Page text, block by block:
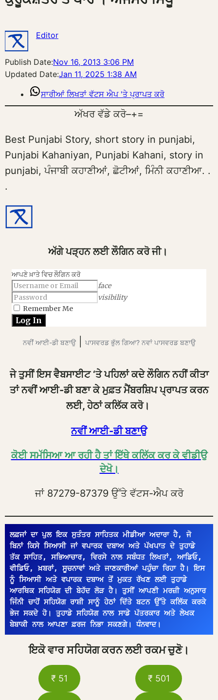
Editor
Publish Date:Nov 16, 2013 3:06 PM
Updated Date:Jan 11, 2025 1:38 AM
ਸਾਰੀਆਂ ਲਿਖਤਾਂ ਵੱਟਸ ਐਪ 'ਤੇ ਪ੍ਰਾਪਤ ਕਰੋ
ਅੱਖਰ ਵੱਡੇ ਕਰੋ–+=
Best Punjabi Story, short story in punjabi,
Punjabi Kahaniyan, Punjabi Kahani, story in
punjabi, ਪੰਜਾਬੀ ਕਹਾਣੀਆਂ, ਛੋਟੀਆਂ, ਮਿੰਨੀ ਕਹਾਣੀਆ. .
.
ਅੱਗੇ ਪੜ੍ਹਨ ਲਈ ਲੌਗਿਨ ਕਰੋ ਜੀ।
ਆਪਣੇ ਖ਼ਾਤੇ ਵਿਚ ਲੌਗਿਨ ਕਰੋ
face
visibility
Remember Me
ਨਵੀਂ ਆਈ-ਡੀ ਬਣਾਉ| ਪਾਸਵਰਡ ਭੁੱਲ ਗਿਆ? ਨਵਾਂ ਪਾਸਵਰਡ ਬਣਾਉ
ਜੇ ਤੁਸੀਂ ਇਸ ਵੈਬਸਾਈਟ ‘ਤੇ ਪਹਿਲਾਂ ਕਦੇ ਲੌਗਿਨ ਨਹੀਂ ਕੀਤਾ
ਤਾਂ ਨਵੀਂ ਆਈ-ਡੀ ਬਣਾ ਕੇ ਮੁਫ਼ਤ ਮੈਂਬਰਸ਼ਿਪ ਪ੍ਰਾਪਤ ਕਰਨ
ਲਈ, ਹੇਠਾਂ ਕਲਿੱਕ ਕਰੋ।
ਨਵੀਂ ਆਈ-ਡੀ ਬਣਾਉ
ਕੋਈ ਸਮੱਸਿਆ ਆ ਰਹੀ ਹੈ ਤਾਂ ਇੱਥੇ ਕਲਿੱਕ ਕਰ ਕੇ ਵੀਡੀਉ
ਦੇਖੋ।
ਜਾਂ 87279-87379 ਉੱਤੇ ਵੱਟਸ-ਐਪ ਕਰੋ
ਲਫ਼ਜਾਂ ਦਾ ਪੁਲ ਇਕ ਸੁਤੰਤਰ ਸਾਹਿਤਕ ਮੀਡੀਆ ਅਦਾਰਾ ਹੈ, ਜੋ
ਬਿਨਾਂ ਕਿਸੇ ਸਿਆਸੀ ਜਾਂ ਵਪਾਰਕ ਦਬਾਅ ਅਤੇ ਪੱਖਪਾਤ ਦੇ ਤੁਹਾਡੇ
ਤੱਕ ਸਾਹਿਤ, ਸਭਿਆਚਾਰ, ਵਿਰਸੇ ਨਾਲ ਸਬੰਧਤ ਲਿਖਤਾਂ, ਆਡਿਓ,
ਵੀਡਿਓ, ਖ਼ਬਰਾਂ, ਸੂਚਨਾਵਾਂ ਅਤੇ ਜਾਣਕਾਰੀਆਂ ਪਹੁੰਚਾ ਰਿਹਾ ਹੈ। ਇਸ
ਨੂੰ ਸਿਆਸੀ ਅਤੇ ਵਪਾਰਕ ਦਬਾਅ ਤੋਂ ਮੁਕਤ ਰੱਖਣ ਲਈ ਤੁਹਾਡੇ
ਆਰਥਿਕ ਸਹਿਯੋਗ ਦੀ ਬੇਹੱਦ ਲੋੜ ਹੈ। ਤੁਸੀਂ ਆਪਣੀ ਮਰਜ਼ੀ ਅਨੁਸਾਰ
ਜਿੰਨੀ ਚਾਹੋਂ ਸਹਿਯੋਗ ਰਾਸ਼ੀ ਸਾਨੂੰ ਹੇਠਾਂ ਦਿੱਤੇ ਬਟਨ ਉੱਤੇ ਕਲਿੱਕ ਕਰਕੇ
ਭੇਜ ਸਕਦੇ ਹੋ। ਤੁਹਾਡੇ ਸਹਿਯੋਗ ਨਾਲ ਸਾਡੇ ਪੱਤਰਕਾਰ ਅਤੇ ਲੇਖਕ
ਬੇਬਾਕੀ ਨਾਲ ਆਪਣਾ ਫ਼ਰਜ ਨਿਭਾ ਸਕਣਗੇ। ਧੰਨਵਾਦ।
ਇਕੋ ਵਾਰ ਸਹਿਯੋਗ ਕਰਨ ਲਈ ਰਕਮ ਚੁਣੋ।
₹ 51 ₹ 501